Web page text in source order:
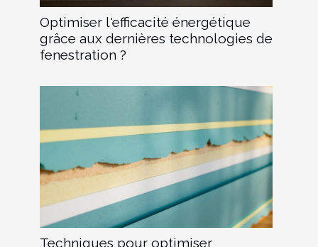
Optimiser l'efficacité énergétique
grâce aux dernières technologies de
fenestration ?
Techniques pour optimiser